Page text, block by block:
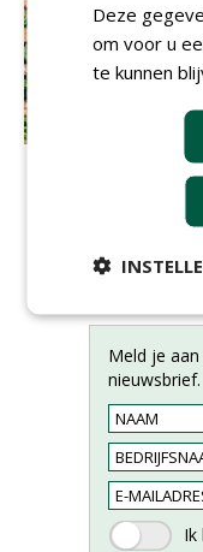
Meld je
nieuwsbrief.
Deze
om voor u
te kunnen